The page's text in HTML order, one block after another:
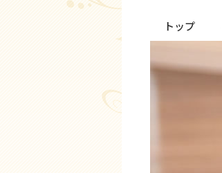
トップ